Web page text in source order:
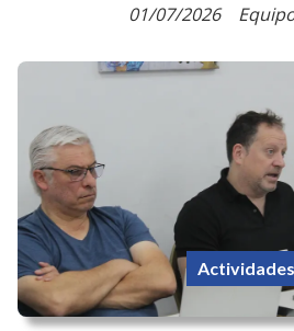
01/07/2026
Actividades